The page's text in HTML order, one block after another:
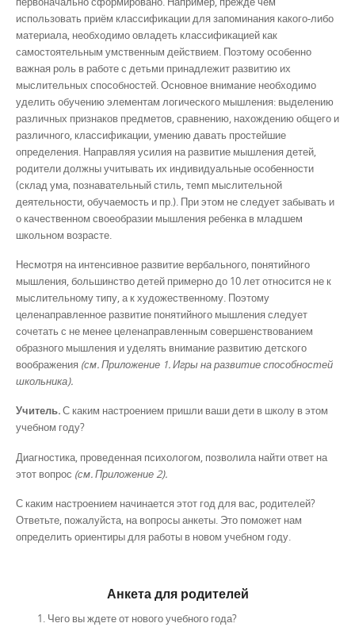
использовать приём классификации для запоминания какого-либо
материала, необходимо овладеть классификацией как
самостоятельным умственным действием. Поэтому особенно
важная роль в работе с детьми принадлежит развитию их
мыслительных способностей. Основное внимание необходимо
уделить обучению элементам логического мышления: выделению
различных признаков предметов, сравнению, нахождению общего и
различного, классификации, умению давать простейшие
определения. Направляя усилия на развитие мышления детей,
родители должны учитывать их индивидуальные особенности
(склад ума, познавательный стиль, темп мыслительной
деятельности, обучаемость и пр.). При этом не следует забывать и
о качественном своеобразии мышления ребенка в младшем
школьном возрасте.
Несмотря на интенсивное развитие вербального, понятийного
мышления, большинство детей примерно до 10 лет относится не к
мыслительному типу, а к художественному. Поэтому
целенаправленное развитие понятийного мышления следует
сочетать с не менее целенаправленным совершенствованием
образного мышления и уделять внимание развитию детского
воображения (см. Приложение 1. Игры на развитие способностей
школьника).
Учитель.С каким настроением пришли ваши дети в школу в этом
учебном году?
Диагностика, проведенная психологом, позволила найти ответ на
этот вопрос (см. Приложение 2).
С каким настроением начинается этот год для вас, родителей?
Ответьте, пожалуйста, на вопросы анкеты. Это поможет нам
определить ориентиры для работы в новом учебном году.
Анкета для родителей
Чего вы ждете от нового учебного года?